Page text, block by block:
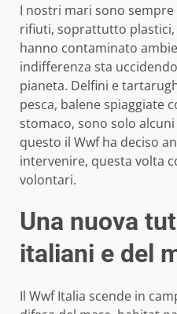
I nostri mari sono
rifiuti, soprattutto plastici,
hanno contaminato
indifferenza sta
pianeta. Delfini e
pesca, balene spiaggiate
stomaco, sono solo
questo il Wwf ha deciso
intervenire, questa volta
volontari.
Una nuova
italiani e del
Il Wwf Italia scende in